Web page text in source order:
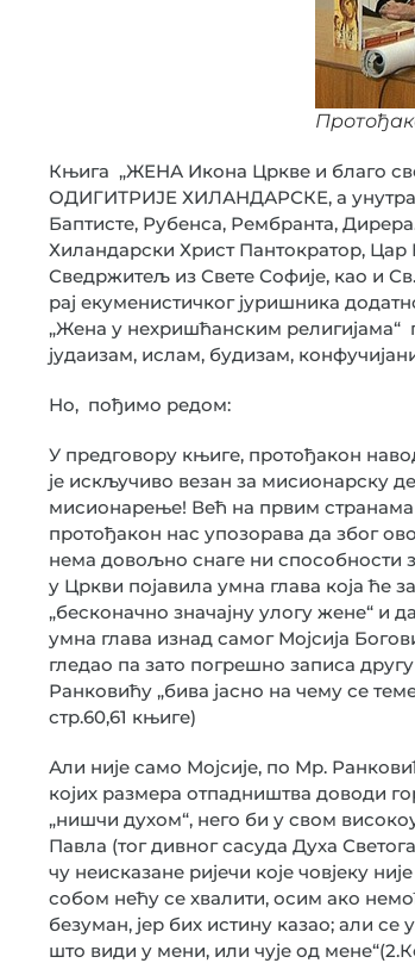
Књига „ЖЕНА Икона Цркве и благо
ОДИГИТРИЈЕ ХИЛАНДАРСКЕ, а унутра,
Баптисте, Рубенса, Рембранта,
Хиландарски Христ Пантократор, Цар
Сведржитељ из Свете Софије, као и
рај екуменистичког јуришника
„Жена у нехришћанским
јудаизам, ислам, будизам,
Но, пођимо редом:
У предговору књиге, протођакон
је искључиво везан за мисионарску
мисионарење! Већ на првим
протођакон нас упозорава да због
нема довољно снаге ни
у Цркви појавила умна глава која ће
„бесконачно значајну улогу жене“ и
умна глава изнад самог Мојсија
гледао па зато погрешно записа
Ранковићу „бива јасно на чему се
стр.60,61 књиге)
Али није само Мојсије, по Мр.
којих размера отпадништва доводи
„нишчи духом“, него би у свом
Павла (тог дивног сасуда Духа
чу неисказане ријечи које човјеку
собом нећу се хвалити, осим ако
безуман, јер бих истину казао; али
што види у мени, или чује од